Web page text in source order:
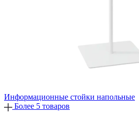
Информационные стойки напольные
Более 5 товаров